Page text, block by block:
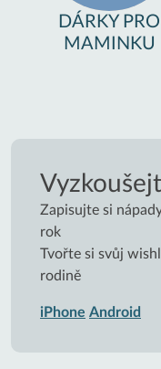
DÁRKY PRO
MAMINKU
Zapisujte si
rok
Tvořte si svůj
rodině
iPhone Android